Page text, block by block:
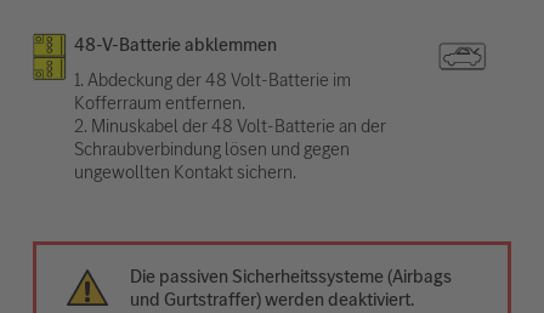
48-V-Batterie abklemmen
1. Abdeckung der 48 Volt-Batterie im
Kofferraum entfernen.
2. Minuskabel der 48 Volt-Batterie an der
Schraubverbindung lösen und gegen
ungewollten Kontakt sichern.
Die passiven Sicherheitssysteme (Airbags
und Gurtstraffer) werden deaktiviert.